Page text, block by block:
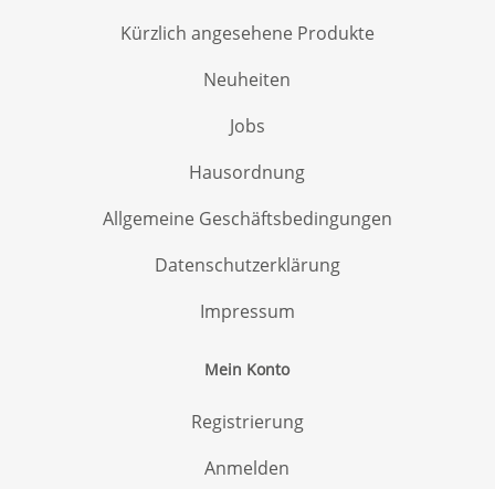
Kürzlich angesehene Produkte
Neuheiten
Jobs
Hausordnung
Allgemeine Geschäftsbedingungen
Datenschutzerklärung
Impressum
Mein Konto
Registrierung
Anmelden